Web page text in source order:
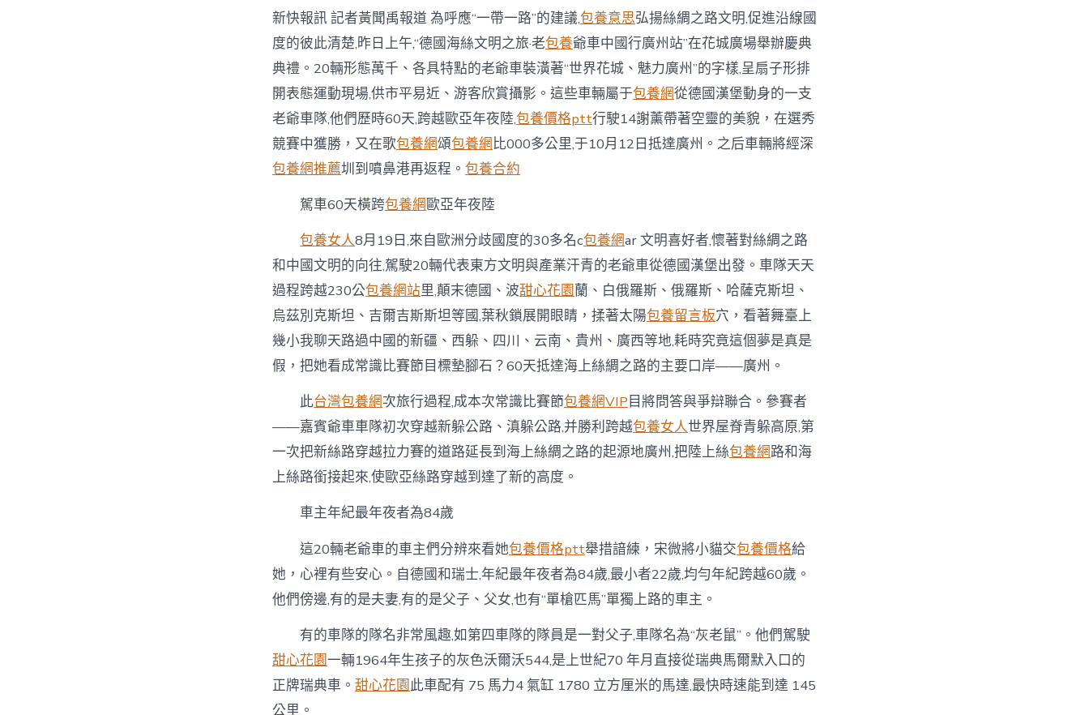
年
夜
陸
講
述
絲
路
故
事
表
態
花
城
一
包
養
價
錢
場〉
中
新快報訊 記者黃聞禹報道 為呼應“一帶一路”的建議,包養意思弘揚絲綢之路文明,促進沿線國
度的彼此清楚,昨日上午,“德國海絲文明之旅·老包養爺車中國行廣州站”在花城廣場舉辦慶典
典禮。20輛形態萬千、各具特點的老爺車裝潢著“世界花城、魅力廣州”的字樣,呈扇子形排
開表態運動現場,供市平易近、游客欣賞攝影。這些車輛屬于包養網從德國漢堡動身的一支
老爺車隊,他們歷時60天,跨越歐亞年夜陸,包養價格ptt行駛14謝薰帶著空靈的美貌，在選秀
競賽中獲勝，又在歌包養網頌包養網比000多公里,于10月12日抵達廣州。之后車輛將經深
包養網推薦圳到噴鼻港再返程。 包養合約
駕車60天橫跨包養網歐亞年夜陸
包養女人8月19日,來自歐洲分歧國度的30多名c包養網ar 文明喜好者,懷著對絲綢之路
和中國文明的向往,駕駛20輛代表東方文明與產業汗青的老爺車從德國漢堡出發。車隊天天
過程跨越230公包養網站里,顛末德國、波甜心花園蘭、白俄羅斯、俄羅斯、哈薩克斯坦、
烏茲別克斯坦、吉爾吉斯斯坦等國,葉秋鎖展開眼睛，揉著太陽包養留言板穴，看著舞臺上
幾小我聊天路過中國的新疆、西躲、四川、云南、貴州、廣西等地,耗時究竟這個夢是真是
假，把她看成常識比賽節目標墊腳石？60天抵達海上絲綢之路的主要口岸——廣州。
此台灣包養網次旅行過程,成本次常識比賽節包養網VIP 目將問答與爭辯聯合。參賽者
——嘉賓爺車車隊初次穿越新躲公路、滇躲公路,并勝利跨越包養女人世界屋脊青躲高原,第
一次把新絲路穿越拉力賽的道路延長到海上絲綢之路的起源地廣州,把陸上絲包養網路和海
上絲路銜接起來,使歐亞絲路穿越到達了新的高度。
車主年紀最年夜者為84歲
這20輛老爺車的車主們分辨來看她包養價格ptt舉措諳練，宋微將小貓交包養價格給
她，心裡有些安心。自德國和瑞士,年紀最年夜者為84歲,最小者22歲,均勻年紀跨越60歲。
他們傍邊,有的是夫妻,有的是父子、父女,也有“單槍匹馬”單獨上路的車主。
有的車隊的隊名非常風趣,如第四車隊的隊員是一對父子,車隊名為“灰老鼠”。他們駕駛
甜心花園一輛1964年生孩子的灰色沃爾沃544,是上世紀70 年月直接從瑞典馬爾默入口的
正牌瑞典車。 甜心花園此車配有 75 馬力4 氣缸 1780 立方厘米的馬達,最快時速能到達 145
公里。